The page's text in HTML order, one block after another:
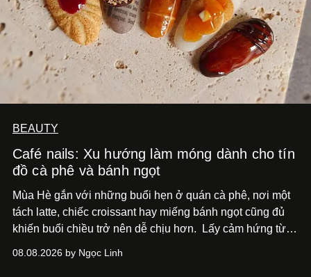
BEAUTY
Café nails: Xu hướng làm móng dành cho tín
đồ cà phê và bánh ngọt
Mùa Hè gắn với những buổi hẹn ở quán cà phê, nơi một
tách latte, chiếc croissant hay miếng bánh ngọt cũng đủ
khiến buổi chiều trở nên dễ chịu hơn.
Lấy cảm hứng từ
08.08.2026 by Ngọc Linh